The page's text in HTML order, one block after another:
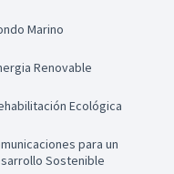
Marino
Renovable
Ecológica
Sostenible